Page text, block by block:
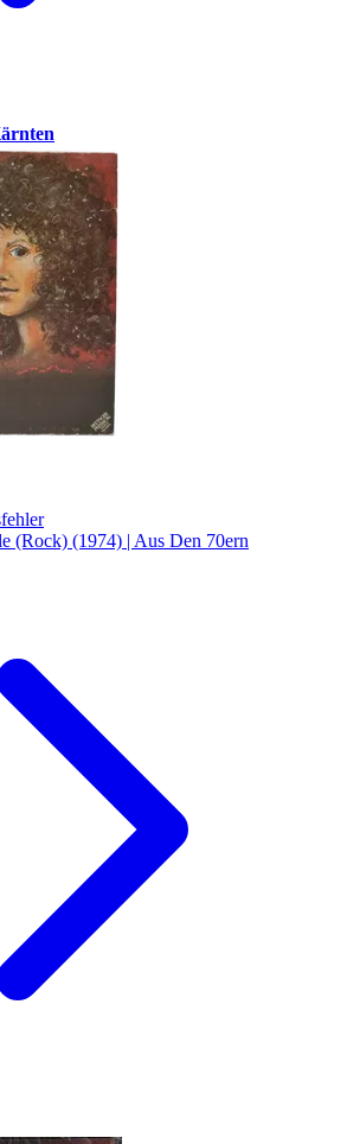
(Rock) (1974) | Aus Den 70ern